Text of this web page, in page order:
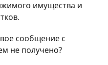
имущества и
сообщение с
не получено?